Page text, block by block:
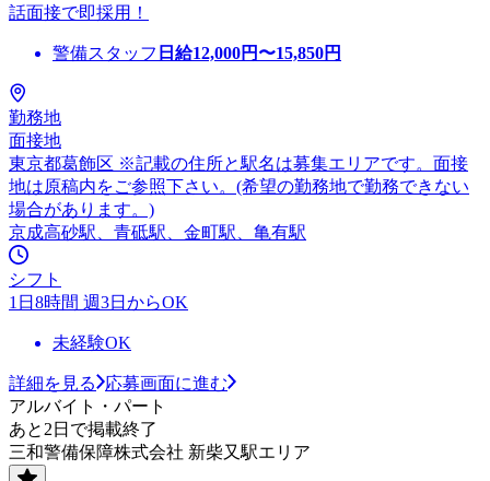
話面接で即採用！
警備スタッフ 日給12,000円〜15,850円
勤務地
面接地
東京都葛飾区 ※記載の住所と駅名は募集エリアです。面接
地は原稿内をご参照下さい。(希望の勤務地で勤務できない
場合があります。)
京成高砂駅、青砥駅、金町駅、亀有駅
シフト
1日8時間 週3日からOK
未経験OK
詳細を見る
応募画面に進む
アルバイト・パート
あと2日で掲載終了
三和警備保障株式会社 新柴又駅エリア